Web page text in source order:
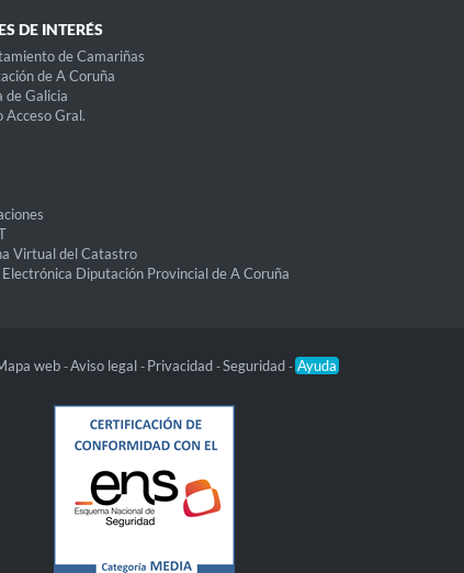
DE INTERÉS
de Camariñas
de A Coruña
de Galicia
Acceso Gral.
Virtual del Catastro
Electrónica Diputación Provincial de A Coruña
web -Aviso legal - Privacidad -Seguridad - Ayuda